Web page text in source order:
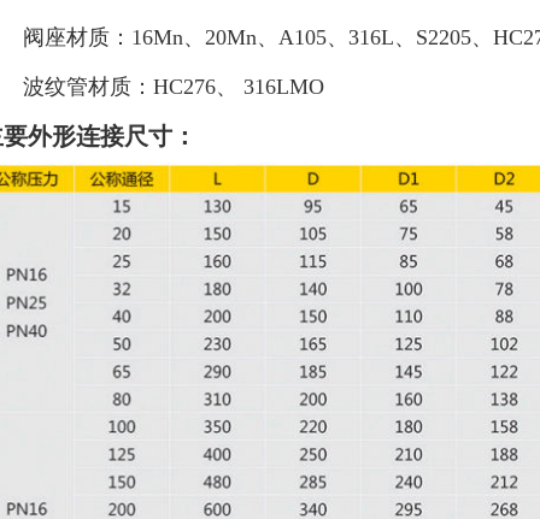
座材质：16Mn、20Mn、A105、316L、S2205、
纹管材质：HC276、 316LMO
外形连接尺寸：